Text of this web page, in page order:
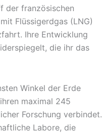
der französischen
Flüssigerdgas (LNG)
Ihre Entwicklung
die ihr das
Winkel der Erde
maximal 245
Forschung verbindet.
Labore, die